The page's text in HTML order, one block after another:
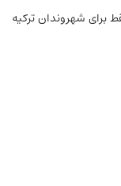
برای شهروندان ترکیه